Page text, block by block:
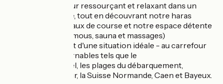
Profitez d'un séjour ressourçant et relaxant dans un
cadre authentique, tout en découvrant notre haras
d'élevage de chevaux de course et notre espace détente
(piscine, bain à remous, sauna et massages)
Notre maison jouit d'une situation idéale - au carrefour
de sites incontournables tels que le
Mont Saint-Michel, les plages du débarquement,
Deauville/Honfleur, la Suisse Normande, Caen et Bayeux.